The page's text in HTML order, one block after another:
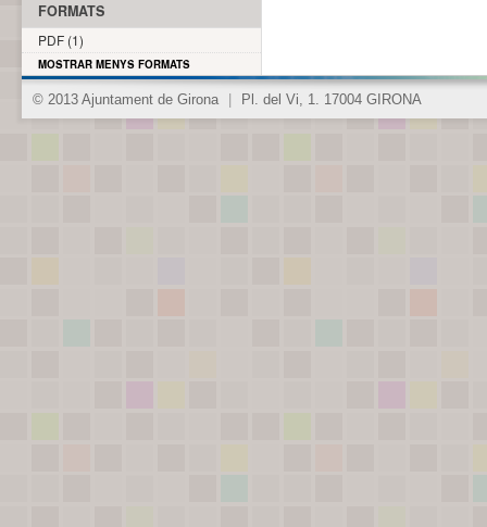
FORMATS
PDF (1)
MOSTRAR MENYS FORMATS
© 2013 Ajuntament de Girona Pl. del Vi, 1. 17004 GIRONA